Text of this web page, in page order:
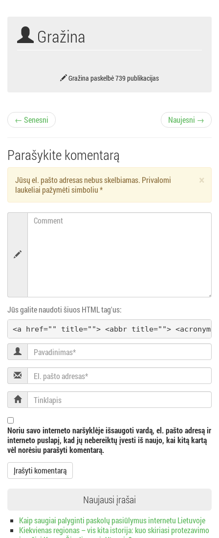
Gražina
Gražina paskelbė 739 publikacijas
Į
r
a
ų
a
i
g
a
c
i
j
a
← Senesni Naujesni →
Parašykite komentarą
×
Jūsų el. pašto adresas nebus skelbiamas. Privalomi
laukeliai pažymėti simboliu*
Comment
Jūs galite naudoti šiuos HTML tag'us:
<a href="" title=""> <abbr title=""> <acronym
Pavadinimas
El.
pašto
adresas
Tinklapis
Noriu savo interneto naršyklėje išsaugoti vardą, el. pašto adresą ir
interneto puslapį, kad jų nebereiktų įvesti iš naujo, kai kitą kartą
vėl norėsiu parašyti komentarą.
Naujausi įrašai
Kaip saugiai palyginti paskolų pasiūlymus internetu Lietuvoje
Kiekvienas regionas – vis kita istorija: kuo skiriasi protezavimo